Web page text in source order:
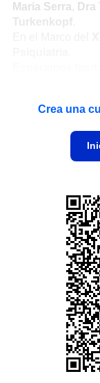
Maria Serra,
Turkenkopf
Crea una